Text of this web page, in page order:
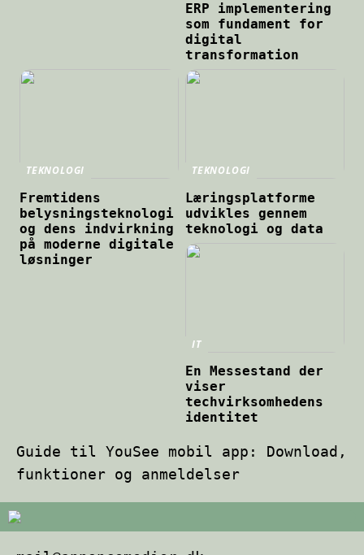
ERP implementering
som fundament for
digital
transformation
TEKNOLOGI
Fremtidens
belysningsteknologi
og dens indvirkning
på moderne digitale
løsninger
TEKNOLOGI
Læringsplatforme
udvikles gennem
teknologi og data
IT
En Messestand der
viser
techvirksomhedens
identitet
Guide til YouSee mobil app: Download,
funktioner og anmeldelser